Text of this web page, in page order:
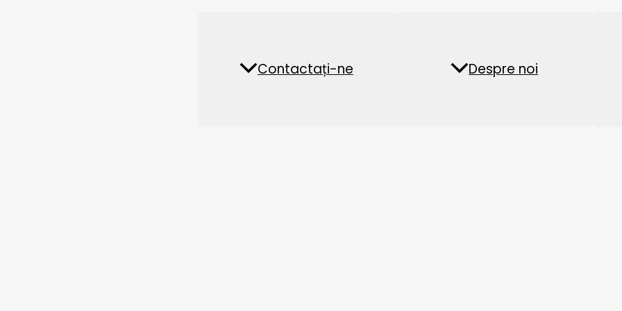
Fabrică de hrană pentru
Fabrica de peleți din
biomasă
Instalație de
furaje acvatice
Noutăți Întrebări frecvente
Contactați-ne Despre noi